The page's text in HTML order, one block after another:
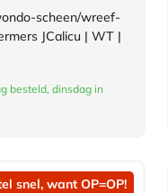
scheen/wreef-
JCalicu | WT |
besteld, dinsdag in
snel, want OP=OP!